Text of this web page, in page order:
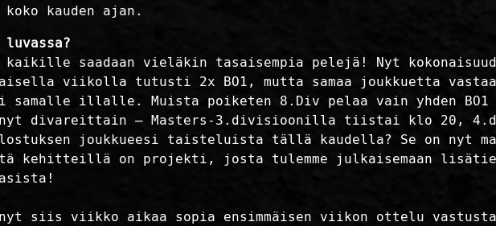
kauden ajan.
saadaan vieläkin tasaisempia pelejä! Nyt
viikolla tutusti 2x BO1, mutta samaa joukkuetta
samalle illalle. Muista poiketen 8.Div pelaa vain yhden
nyt divareittain – Masters-3.divisioonilla tiistai klo 20,
joukkueesi taisteluista tällä kaudella? Se on
kehitteillä on projekti, josta tulemme julkaisemaan
siis viikko aikaa sopia ensimmäisen viikon ottelu